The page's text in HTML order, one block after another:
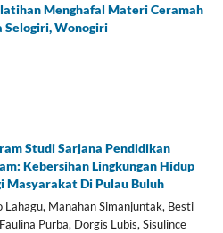
Menghafal Materi Ceramah
Selogiri, Wonogiri
Studi Sarjana Pendidikan
Kebersihan Lingkungan Hidup
Masyarakat Di Pulau Buluh
Manahan Simanjuntak, Besti
Purba, Dorgis Lubis, Sisulince